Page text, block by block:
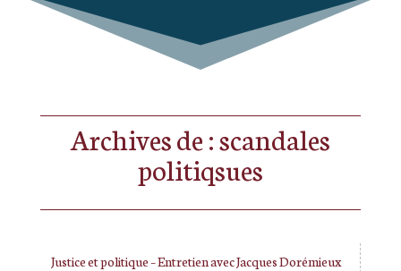
Archives de : scandales
politiqsues
Justice et politique – Entretien avec Jacques Dorémieux